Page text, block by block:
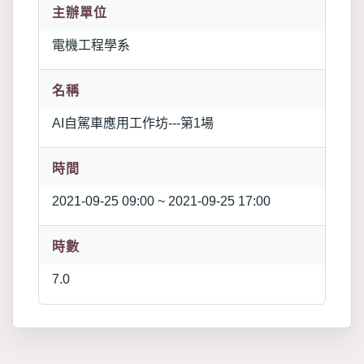
主辦單位
電機工程學系
名稱
AI自駕車應用工作坊---第1場
時間
2021-09-25 09:00 ~ 2021-09-25 17:00
時數
7.0